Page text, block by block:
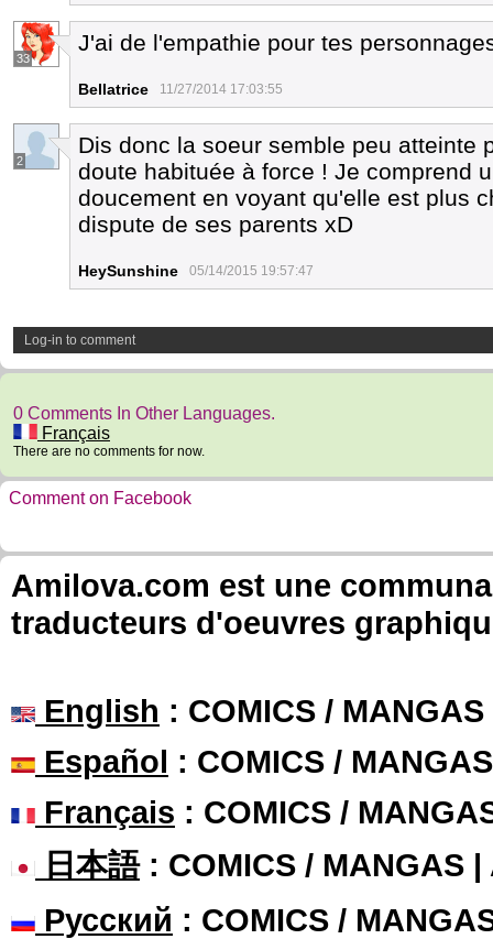
33
J'ai de l'empathie pour tes
Bellatrice 11/27/2014 17:03:55
2
Dis donc la soeur semble peu atteinte
doute habituée à force ! Je comprend
doucement en voyant qu'elle est plus
dispute de ses parents xD
HeySunshine 05/14/2015 19:57:47
Log-in to comment
0 Comments In Other Languages.
Français
There are no comments for now.
Comment on Facebook
Amilova.com est une
traducteurs d'oeuvres
English : COMICS /
Español : COMICS /
Français : COMICS /
日本語: COMICS / MANGAS |
Русский : COMICS /